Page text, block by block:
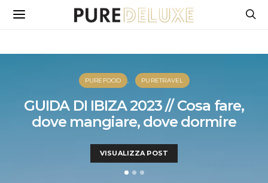
PUREFOOD PURETRAVEL
GUIDA DI IBIZA 2023 // Cosa fare,
dove mangiare, dove dormire
VISUALIZZA POST